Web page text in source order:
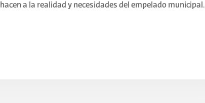
a la realidad y necesidades del empelado municipal.